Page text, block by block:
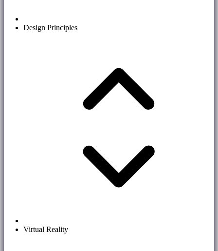
Design Principles
Virtual Reality